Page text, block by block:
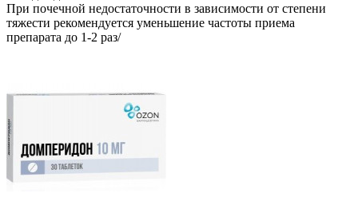
При почечной недостаточности в зависимости от степени
тяжести рекомендуется уменьшение частоты приема
препарата до 1-2 раз/